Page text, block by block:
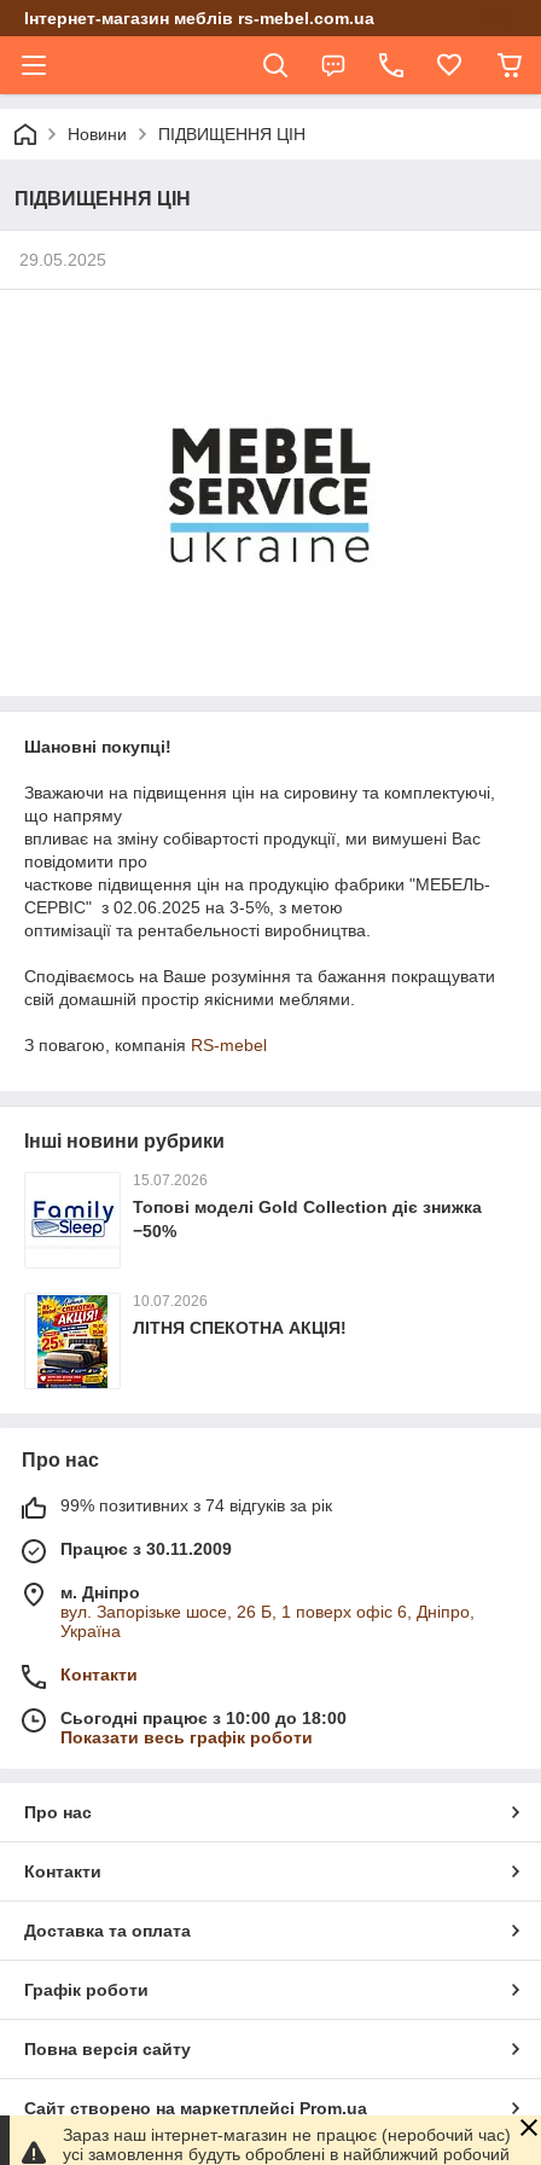
Інтернет-магазин меблів rs-mebel.com.ua
Новини ПІДВИЩЕННЯ ЦІН
ПІДВИЩЕННЯ ЦІН
29.05.2025
Шановні покупці!
Зважаючи на підвищення цін на сировину та комплектуючі,
що напряму
впливає на зміну собівартості продукції, ми вимушені Вас
повідомити про
часткове підвищення цін на продукцію фабрики "МЕБЕЛЬ-
СЕРВІС" з 02.06.2025 на 3-5%, з метою
оптимізації та рентабельності виробництва.
Сподіваємось на Ваше розуміння та бажання покращувати
свій домашній простір якісними меблями.
З повагою, компанія RS-mebel
Інші новини рубрики
15.07.2026
Топові моделі Gold Collection діє знижка
−50%
10.07.2026
ЛІТНЯ СПЕКОТНА АКЦІЯ!
Про нас
99% позитивних з 74 відгуків за рік
Працює з 30.11.2009
м. Дніпро
вул. Запорізьке шосе, 26 Б, 1 поверх офіс 6, Дніпро,
Україна
Контакти
Сьогодні працює з 10:00 до 18:00
Показати весь графік роботи
Про нас
Контакти
Доставка та оплата
Графік роботи
Повна версія сайту
Сайт створено на маркетплейсі Prom.ua
Зараз наш інтернет-магазин не працює (неробочий час)
усі замовлення будуть оброблені в найближчий робочий